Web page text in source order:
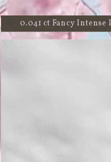
0.041 ct Fancy Intense